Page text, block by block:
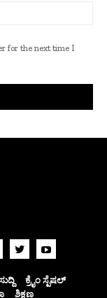
for the next time I
ಕ್ರೈಂ ಸ್ಪೆಷಲ್
ಶಿಕ್ಷಣ